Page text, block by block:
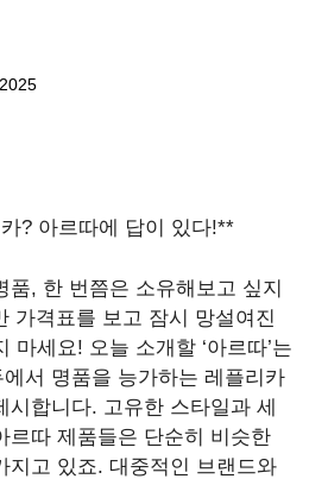
? 아르따에 답이 있다!**
품, 한 번쯤은 소유해보고 싶지
가격표를 보고 잠시 망설여진
마세요! 오늘 소개할 ‘아르따’는
서 명품을 능가하는 레플리카
시합니다. 고유한 스타일과 세
르따 제품들은 단순히 비슷한
지고 있죠. 대중적인 브랜드와